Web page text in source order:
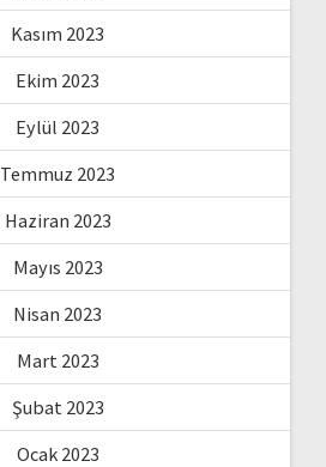
Kasım 2023
Ekim 2023
Eylül 2023
Temmuz 2023
Haziran 2023
Mayıs 2023
Nisan 2023
Mart 2023
Şubat 2023
Ocak 2023